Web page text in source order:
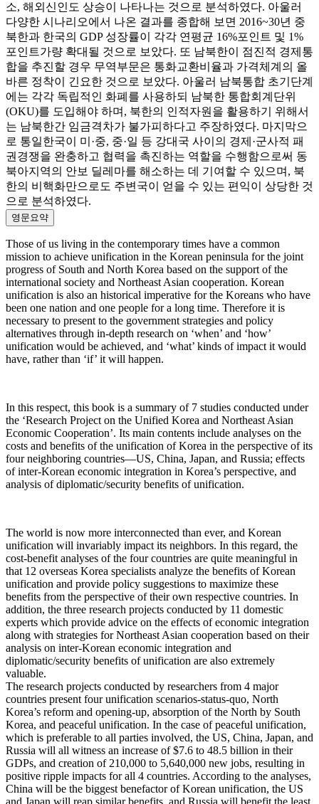
소, 해외신인도 상승이 나타나는 것으로 분석하였다. 아울러
다양한 시나리오에서 나온 결과를 종합해 보면 2016~30년 중
북한과 한국의 GDP 성장률이 각각 연평균 16%포인트 및 1%
포인트가량 확대될 것으로 보았다. 또 남북한이 점진적 경제통
합을 추진할 경우 무역부문은 통화교환비율과 가격체계의 올
바른 정착이 긴요한 것으로 보았다. 아울러 남북통합 초기단계
에는 각각 독립적인 화폐를 사용하되 남북한 통합회계단위
(OKU)를 도입해야 하며, 북한의 인적자원을 활용하기 위해서
는 남북한간 임금격차가 불가피하다고 주장하였다. 마지막으
로 통일한국이 미·중, 중·일 등 강대국 사이의 경제·군사적 패
권경쟁을 완충하고 협력을 촉진하는 역할을 수행함으로써 동
북아지역의 안보 딜레마를 해소하는 데 기여할 수 있으며, 북
한의 비핵화만으로도 주변국이 얻을 수 있는 편익이 상당한 것
으로 분석하였다.
영문요약
Those of us living in the contemporary times have a common
mission to achieve unification in the Korean peninsula for the joint
progress of South and North Korea based on the support of the
international society and Northeast Asian cooperation. Korean
unification is also an historical imperative for the Koreans who have
been one nation and one people for a long time. Therefore it is
necessary to present to the government strategies and policy
alternatives through in-depth research on ‘when’ and ‘how’
unification would be achieved, and ‘what’ kinds of impact it would
have, rather than ‘if’ it will happen.
In this respect, this book is a summary of 7 studies conducted under
the ‘Research Project on the Unified Korea and Northeast Asian
Economic Cooperation’. Its main contents include analyses on the
costs and benefits of the unification of Korea in the perspective of its
four neighboring countries—US, China, Japan, and Russia; effects
of inter-Korean economic integration in Korea’s perspective, and
analysis of diplomatic/security benefits of unification.
The world is now more interconnected than ever, and Korean
unification will invariably impact its neighbors. In this regard, the
cost-benefit analyses of the four countries are quite meaningful in
that 12 overseas Korea specialists analyze the benefits of Korean
unification and provide policy suggestions to maximize these
benefits from the perspective of their own respective countries. In
addition, the three research projects conducted by 11 domestic
experts which provide advice on the effects of economic integration
along with strategies for Northeast Asian cooperation based on their
analysis on inter-Korean economic integration and
diplomatic/security benefits of unification are also extremely
valuable.
The research projects conducted by researchers from 4 major
countries present four unification scenarios-status-quo, North
Korea’s reform and opening-up, absorption of the North by South
Korea, and peaceful unification. In the case of peaceful unification,
which is preferable to all parties involved, the US, China, Japan, and
Russia will all witness an increase of $7.6 to 48.5 billion in their
GDPs, and creation of 210,000 to 5,640,000 new jobs, resulting in
positive ripple impacts for all 4 countries. According to the analyses,
China will be the biggest benefactor of Korean unification, the US